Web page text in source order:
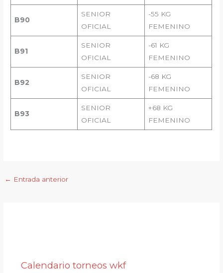
B90
SENIOR
OFICIAL
-55 KG
FEMENINO
B91
SENIOR
OFICIAL
-61 KG
FEMENINO
B92
SENIOR
OFICIAL
-68 KG
FEMENINO
B93
SENIOR
OFICIAL
+68 KG
FEMENINO
← Entrada anterior
Calendario torneos wkf